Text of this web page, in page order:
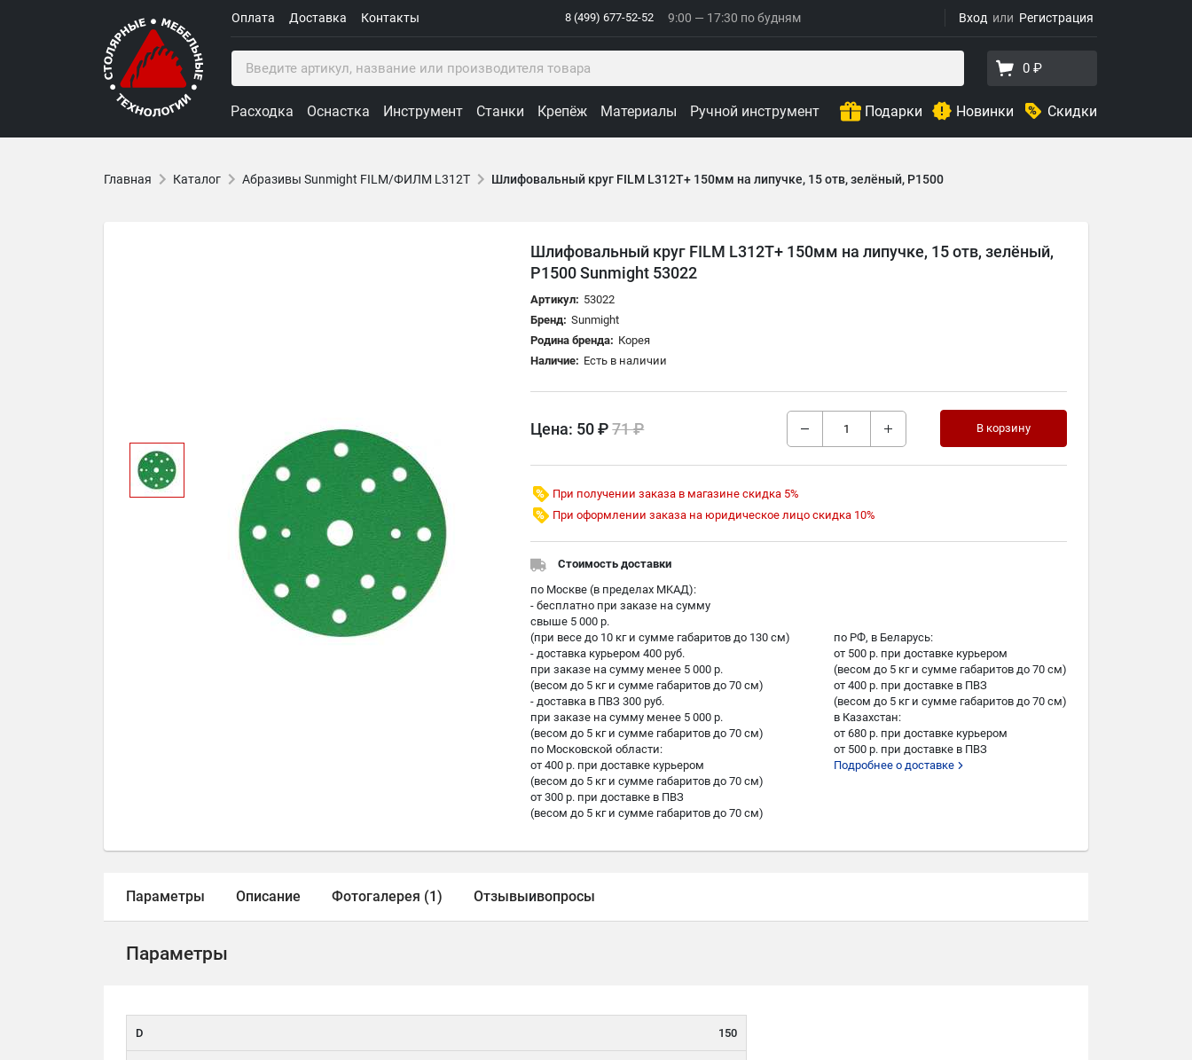
Оплата Доставка Контакты Вход Регистрация
8 (499) 677-52-52 9:00 — 17:30 по будням
0 ₽
Расходка Оснастка Инструмент Станки Крепёж Материалы Ручной инструмент Подарки Новинки Скидки
Главная Каталог Абразивы Sunmight FILM/ФИЛМ L312T Шлифовальный круг FILM L312T+ 150мм на липучке, 15 отв, зелёный, Р1500
Шлифовальный круг FILM L312T+ 150мм на липучке, 15 отв, зелёный,
Р1500 Sunmight 53022
Артикул: 53022
Бренд: Sunmight
Родина бренда: Корея
Наличие: Есть в наличии
Цена: 50 ₽71 ₽ В корзину
При получении заказа в магазине скидка 5%
При оформлении заказа на юридическое лицо скидка 10%
Стоимость доставки
по Москве (в пределах МKAД):
- бесплатно при заказе на сумму
свыше 5 000 р.
(при весе до 10 кг и сумме габаритов до 130 см)
- доставка курьером 400 руб.
при заказе на сумму менее 5 000 р.
(весом до 5 кг и сумме габаритов до 70 см)
- доставка в ПВЗ 300 руб.
при заказе на сумму менее 5 000 р.
(весом до 5 кг и сумме габаритов до 70 см)
по Московской области:
от 400 р. при доставке курьером
(весом до 5 кг и сумме габаритов до 70 см)
от 300 р. при доставке в ПВЗ
(весом до 5 кг и сумме габаритов до 70 см)
по РФ, в Беларусь:
от 500 р. при доставке курьером
(весом до 5 кг и сумме габаритов до 70 см)
от 400 р. при доставке в ПВЗ
(весом до 5 кг и сумме габаритов до 70 см)
в Казахстан:
от 680 р. при доставке курьером
от 500 р. при доставке в ПВЗ
Подробнее о доставке
Параметры Описание Фотогалерея (1) Отзывыивопросы
Параметры
D 150